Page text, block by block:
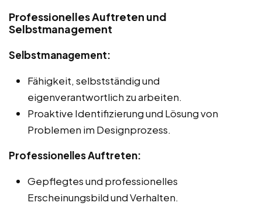
Professionelles Auftreten und
Selbstmanagement
Selbstmanagement:
Fähigkeit, selbstständig und
eigenverantwortlich zu arbeiten.
Proaktive Identifizierung und Lösung von
Problemen im Designprozess.
Professionelles Auftreten:
Gepflegtes und professionelles
Erscheinungsbild und Verhalten.